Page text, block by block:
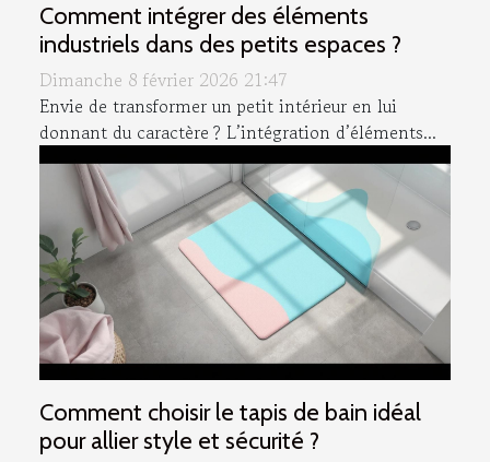
Comment intégrer des éléments
industriels dans des petits espaces ?
Dimanche 8 février 2026 21:47
Envie de transformer un petit intérieur en lui
donnant du caractère ? L’intégration d’éléments...
Comment choisir le tapis de bain idéal
pour allier style et sécurité ?